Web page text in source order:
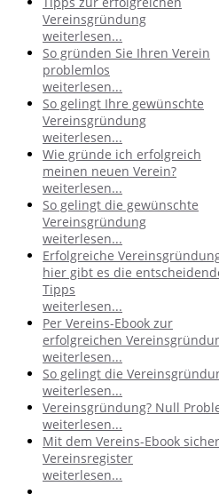
Vereinsgründung
weiterlesen...
So gründen Sie Ihren Verein
problemlos
weiterlesen...
So gelingt Ihre gewünschte
Vereinsgründung
weiterlesen...
Wie gründe ich erfolgreich
meinen neuen Verein?
weiterlesen...
So gelingt die gewünschte
Vereinsgründung
weiterlesen...
Erfolgreiche
hier gibt es die
Tipps
weiterlesen...
Per Vereins-Ebook zur
erfolgreichen
weiterlesen...
So gelingt die
weiterlesen...
Vereinsgründung? Null
weiterlesen...
Mit dem Vereins-Ebook
Vereinsregister
weiterlesen...